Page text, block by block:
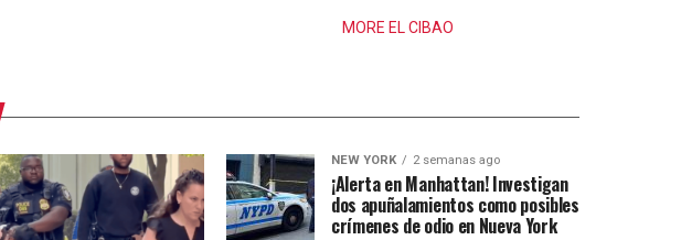
MORE EL CIBAO
NEW YORK 2 semanas ago
¡Alerta en Manhattan! Investigan
dos apuñalamientos como posibles
crímenes de odio en Nueva York